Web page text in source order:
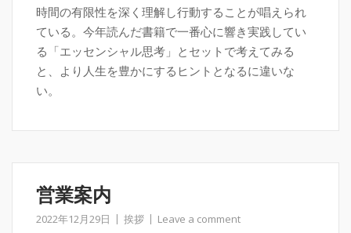
時間の有限性を深く理解し行動することが唱えられ
ている。今年読んだ書籍で一番心に響き実践してい
る「エッセンシャル思考」とセットで考えてみる
と、より人生を豊かにするヒントとなるに違いな
い。
営業案内
2022年12月29日 挨拶 Leave a comment